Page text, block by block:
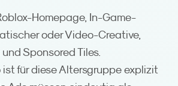
Homepage, In-Game-
oder Video-Creative,
Sponsored Tiles.
ist für diese Altersgruppe explizit